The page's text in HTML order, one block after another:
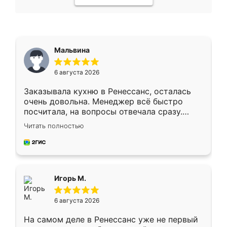
Мальвина
6 августа 2026
Заказывала кухню в Ренессанс, осталась
очень довольна. Менеджер всё быстро
посчитала, на вопросы отвечала сразу.
Замерщик приехал в субботу, подошёл к
делу со всей ответственностью. Собрали
за день, ребята работали аккуратно, даже
Читать полностью
Игорь М.
6 августа 2026
На самом деле в Ренессанс уже не первый